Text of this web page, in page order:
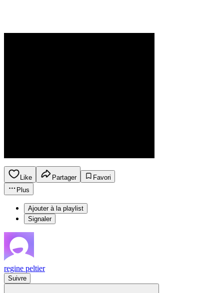
Like Partager
Favori
Plus
Ajouter à la playlist
Signaler
regine peltier
Suivre